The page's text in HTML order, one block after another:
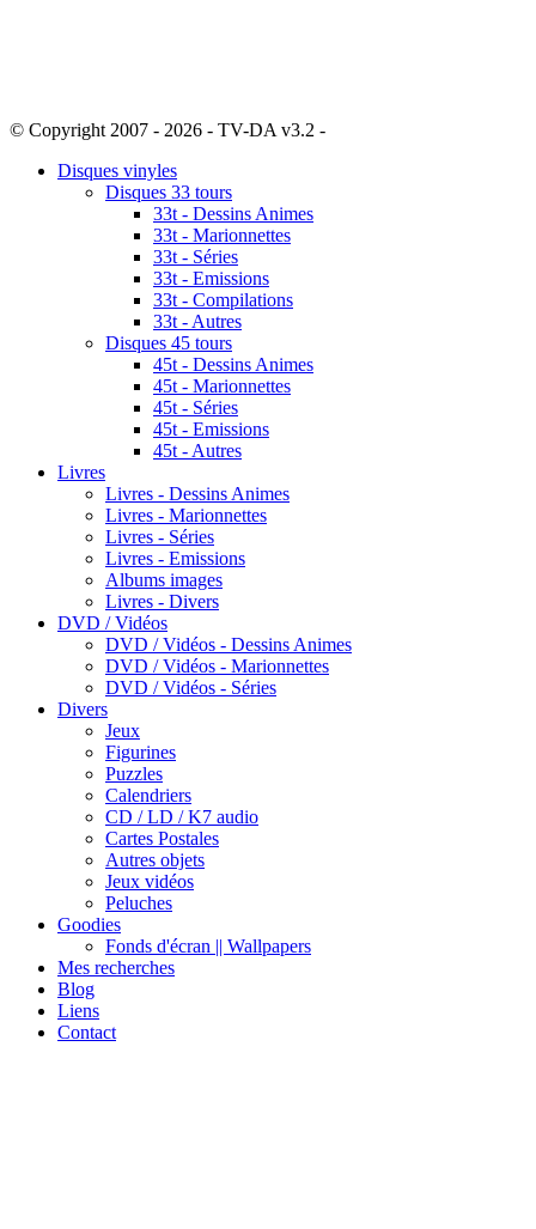
© Copyright 2007 - 2026 - TV-DA v3.2 -
Disques vinyles
Disques 33 tours
33t - Dessins Animes
33t - Marionnettes
33t - Séries
33t - Emissions
33t - Compilations
33t - Autres
Disques 45 tours
45t - Dessins Animes
45t - Marionnettes
45t - Séries
45t - Emissions
45t - Autres
Livres
Livres - Dessins Animes
Livres - Marionnettes
Livres - Séries
Livres - Emissions
Albums images
Livres - Divers
DVD / Vidéos
DVD / Vidéos - Dessins Animes
DVD / Vidéos - Marionnettes
DVD / Vidéos - Séries
Divers
Jeux
Figurines
Puzzles
Calendriers
CD / LD / K7 audio
Cartes Postales
Autres objets
Jeux vidéos
Peluches
Goodies
Fonds d'écran || Wallpapers
Mes recherches
Blog
Liens
Contact